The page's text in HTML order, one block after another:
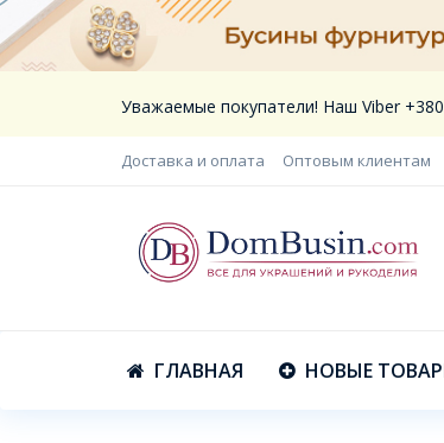
Уважаемые покупатели! Наш Viber
Доставка и оплата Оптовым клиентам
ГЛАВНАЯ НОВЫЕ